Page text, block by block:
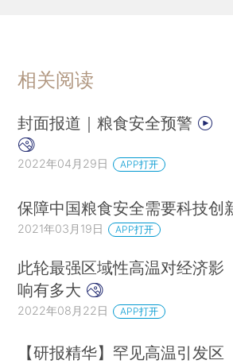
相关阅读
封面报道｜粮食安全预警
2022年04月29日 APP打开
保障中国粮食安全需要科技创
2021年03月19日 APP打开
此轮最强区域性高温对经济影
响有多大
2022年08月22日 APP打开
【研报精华】罕见高温引发区